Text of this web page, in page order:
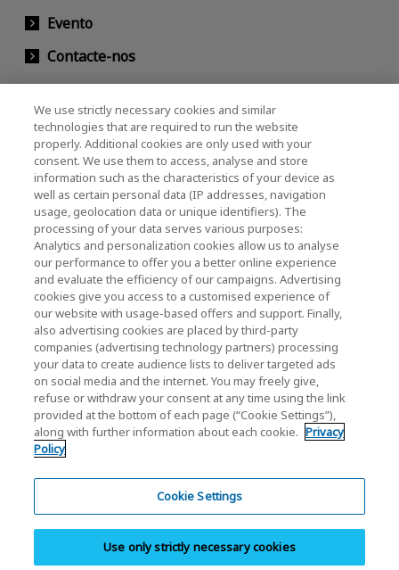
Evento
Contacte-nos
KIOXIA Holdings Corporation (Societário /
Relações com Investidores)
KIOXIA Holdings Corporation Home
Relações com investidores
Política de Privacidade
Cookie Settings
Termos e Condições
Marcas comerciais
Sistema de Denúncia de Irregularidades
We use strictly necessary cookies and similar
technologies that are required to run the website
properly. Additional cookies are only used with your
consent. We use them to access, analyse and store
information such as the characteristics of your device as
well as certain personal data (IP addresses, navigation
usage, geolocation data or unique identifiers). The
processing of your data serves various purposes:
Analytics and personalization cookies allow us to analyse
our performance to offer you a better online experience
and evaluate the efficiency of our campaigns. Advertising
cookies give you access to a customised experience of
our website with usage-based offers and support. Finally,
also advertising cookies are placed by third-party
companies (advertising technology partners) processing
your data to create audience lists to deliver targeted ads
on social media and the internet. You may freely give,
refuse or withdraw your consent at any time using the link
provided at the bottom of each page (“Cookie Settings”),
along with further information about each cookie. Privacy
Policy
Cookie Settings
Use only strictly necessary cookies